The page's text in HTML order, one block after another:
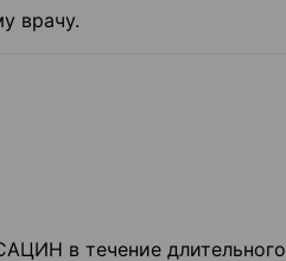
врачу.
в течение длительного